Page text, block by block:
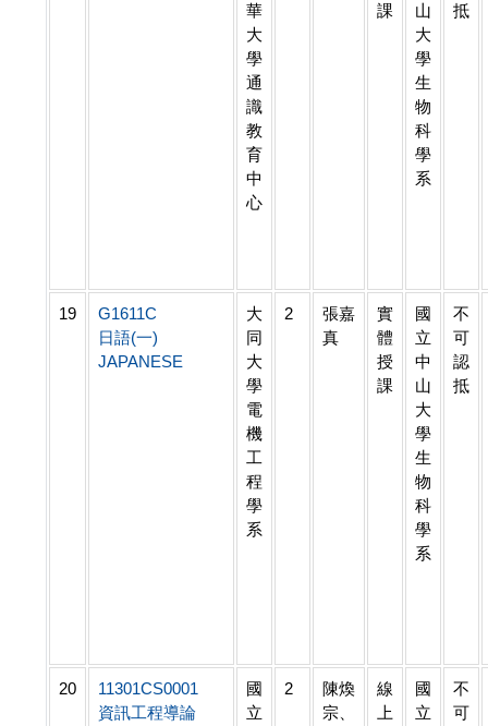
華
大
學
通
識
教
育
中
心
課
山
大
學
生
物
科
學
系
抵
19
G1611C
日語(一)
JAPANESE
大
同
大
學
電
機
工
程
學
系
2
張嘉
真
實
體
授
課
國
立
中
山
大
學
生
物
科
學
系
不
可
認
抵
20
11301CS0001
資訊工程導論
國
立
2
陳煥
宗、
線
上
國
立
不
可